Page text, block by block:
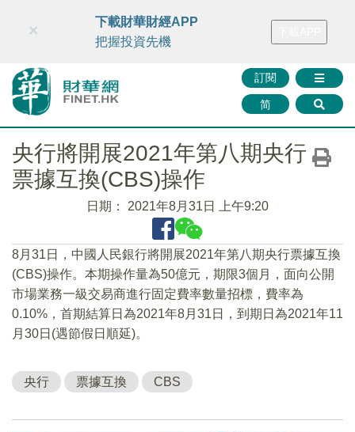
財華智庫網 FINTV FINMETA 財華證券 媒體矩陣
訂閱
简
×
下載財華財經APP
把握投資先機
央行將開展2021年第八期央行
票據互換(CBS)操作
日期： 2021年8月31日 上午9:20
8月31日，中國人民銀行將開展2021年第八期央行票據互換
(CBS)操作。本期操作量為50億元，期限3個月，面向公開
市場業務一級交易商進行固定費率數量招標，費率為
0.10%，首期結算日為2021年8月31日，到期日為2021年11
月30日(遇節假日順延)。
央行 票據互換 CBS